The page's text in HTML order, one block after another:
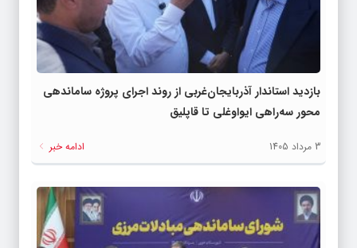
بازدید استاندار آذربایجان‌غربی از روند اجرای پروژه ساماندهی
محور سه‌راهی ایواوغلی تا قاپلیق
3 مرداد 1405 ادامه خبر